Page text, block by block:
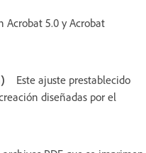
Acrobat 5.0 y Acrobat
Este ajuste prestablecido
diseñadas por el